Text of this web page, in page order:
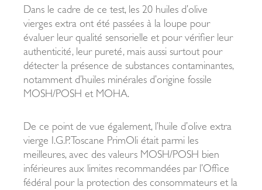
Dans le cadre de ce test, les 20 huiles d’olive
vierges extra ont été passées à la loupe pour
évaluer leur qualité sensorielle et pour vérifier leur
authenticité, leur pureté, mais aussi surtout pour
détecter la présence de substances contaminantes,
notamment d’huiles minérales d’origine fossile
MOSH/POSH et MOHA.
De ce point de vue également, l’huile d’olive extra
vierge I.G.P. Toscane PrimOli était parmi les
meilleures, avec des valeurs MOSH/POSH bien
inférieures aux limites recommandées par l’Office
fédéral pour la protection des consommateurs et la